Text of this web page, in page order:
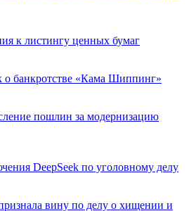
к листингу ценных бумаг
банкротстве «Кама Шиппинг»
пошлин за модернизацию
DeepSeek по уголовному делу
вину по делу о хищении и